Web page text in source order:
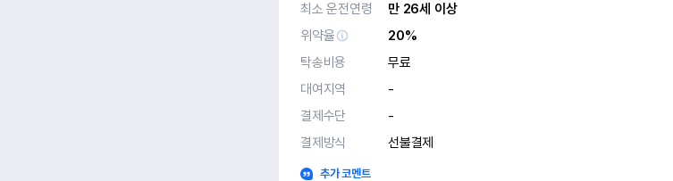
최소 운전연령
만 26세 이상
위약율
20%
탁송비용
무료
대여지역
-
결제수단
-
결제방식
선불결제
추가 코멘트